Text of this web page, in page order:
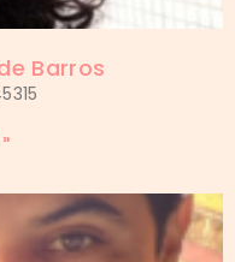
Barros